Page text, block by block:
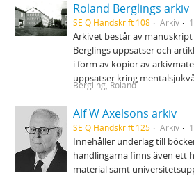
Roland Berglings arkiv
SE Q Handskrift 108 Arkiv
Arkivet består av
Berglings uppsatser och
i form av kopior av
uppsatser kring
Bergling, Roland
Alf W Axelsons arkiv
SE Q Handskrift 125 Arkiv
Innehåller underlag till
handlingarna finns även ett
material samt